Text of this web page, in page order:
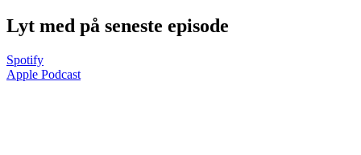
Lyt med på seneste episode
Spotify
Apple Podcast